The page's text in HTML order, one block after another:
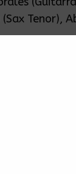
Tenor),